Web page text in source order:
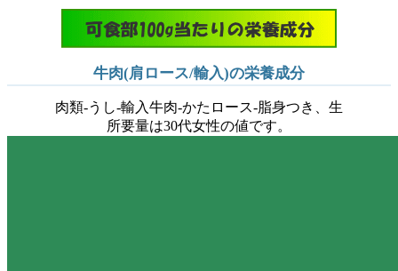
牛肉(肩ロース/輸入)の栄養成分
肉類-うし-輸入牛肉-かたロース-脂身つき、生
所要量は30代女性の値です。